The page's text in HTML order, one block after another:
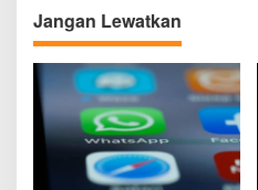
a
v
i
g
a
Jangan Lewatkan